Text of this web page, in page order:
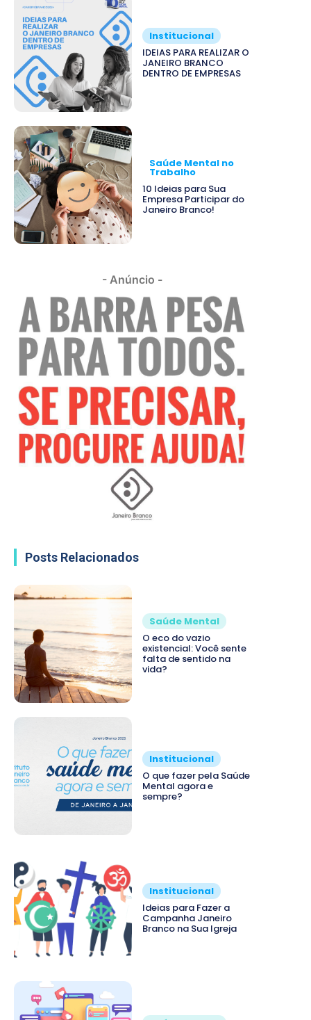
Institucional
IDEIAS PARA REALIZAR O
JANEIRO BRANCO
DENTRO DE EMPRESAS
Saúde Mental no
Trabalho
10 Ideias para Sua
Empresa Participar do
Janeiro Branco!
- Anúncio -
Posts Relacionados
Saúde Mental
O eco do vazio
existencial: Você sente
falta de sentido na
vida?
Institucional
O que fazer pela Saúde
Mental agora e
sempre?
Institucional
Ideias para Fazer a
Campanha Janeiro
Branco na Sua Igreja